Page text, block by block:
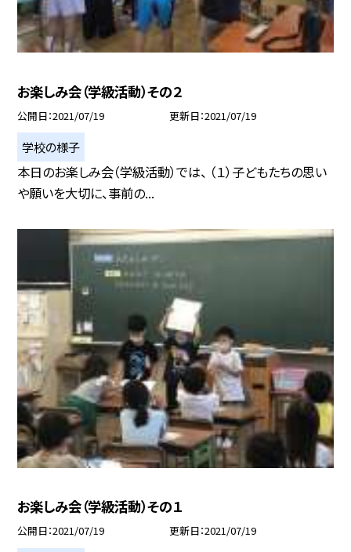
お楽しみ会（学級活動）その２
公開日 2021/07/19 更新日 2021/07/19
学校の様子
本日のお楽しみ会（学級活動）では、 （１）子どもたちの思い
や願いを大切に、事前の...
お楽しみ会（学級活動）その１
公開日 2021/07/19 更新日 2021/07/19